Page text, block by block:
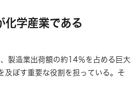
化学産業である
製造業出荷額の約14％を占める巨大
及ぼす重要な役割を担っている。そ